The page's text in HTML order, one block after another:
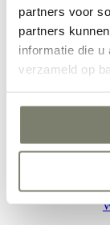
partners voor
partners
informatie die u
verzameld op